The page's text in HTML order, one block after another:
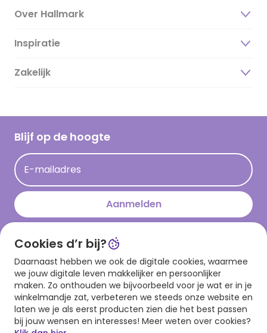
Over Hallmark
Over ons
Duurzaamheid
Hallmark Kaartclub
Acties
Persberichten
Hallmark en Kinderpostzegels
Inspiratie
Magazine
Cadeau inspiratie
Kaartinspiratie
Zakelijk
Blijf op de hoogte
E-mailadres
Aanmelden
Download onze app
Cookies d’r bij?
Daarnaast hebben we ook de digitale cookies, waarmee
we jouw digitale leven makkelijker en persoonlijker
maken. Zo onthouden we bijvoorbeeld voor je wat er in je
winkelmandje zat, verbeteren we steeds onze website en
laten we je als eerst producten zien die het best passen
bij jouw wensen en interesses! Meer weten over cookies?